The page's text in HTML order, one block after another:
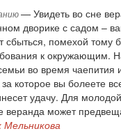
— Увидеть во сне
дворике с садом –
сбыться, помехой тому
к окружающим.
во время чаепития
которое вы болеете
удачу. Для
веранда может
Мельникова